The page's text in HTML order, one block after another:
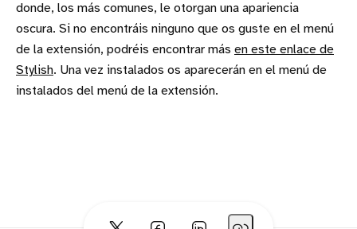
donde, los más comunes, le otorgan una apariencia
oscura. Si no encontráis ninguno que os guste en el menú
de la extensión, podréis encontrar más en este enlace de
Stylish. Una vez instalados os aparecerán en el menú de
instalados del menú de la extensión.